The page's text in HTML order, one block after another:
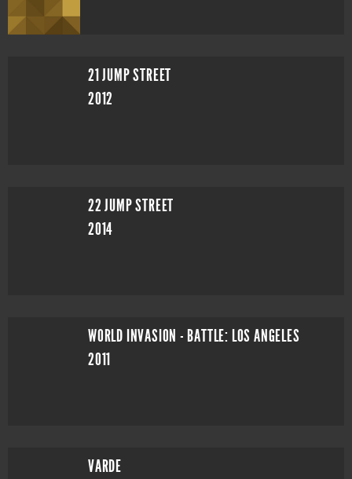
21 JUMP STREET
2012
22 JUMP STREET
2014
WORLD INVASION - BATTLE: LOS ANGELES
2011
VARDE